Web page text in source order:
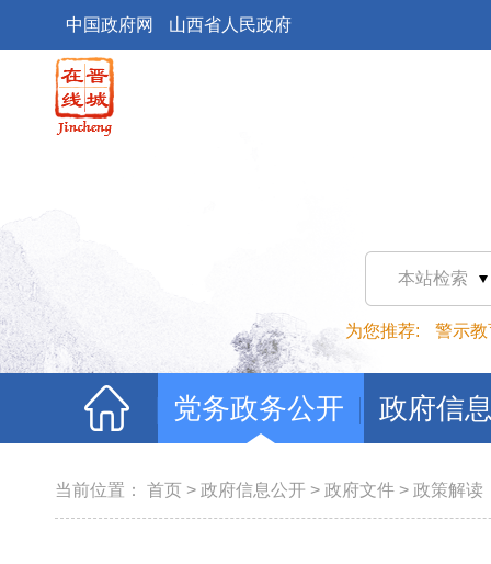
中国政府网 山西省人民政府
本站检索
为您推荐: 警示教
党务政务公开 政府信
当前位置： 首页 > 政府信息公开 > 政府文件 > 政策解读